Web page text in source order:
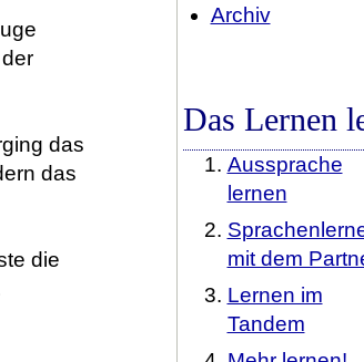
das
das
die
Archiv
Das Lernen
Aussprache
lernen
mit dem
Lernen im
Tandem